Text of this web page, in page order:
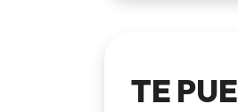
TE